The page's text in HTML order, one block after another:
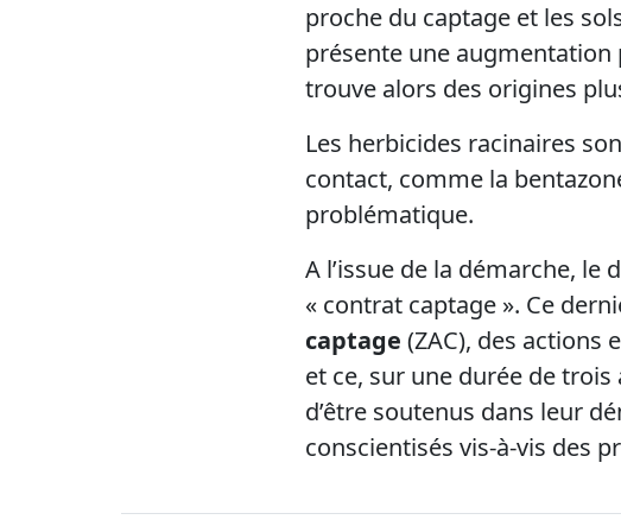
proche du captage et les
présente une augmentation
trouve alors des origines
Les herbicides racinaires
contact, comme la
problématique.
A l’issue de la démarche, le
« contrat captage ». Ce
captage (ZAC), des actions
et ce, sur une durée de
d’être soutenus dans leur
conscientisés vis-à-vis des